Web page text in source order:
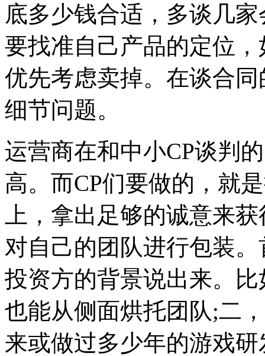
底多少钱合适，多谈几
要找准自己产品的定位
优先考虑卖掉。在谈合
细节问题。
运营商在和中小CP谈判
高。而CP们要做的，就
上，拿出足够的诚意来
对自己的团队进行包装
投资方的背景说出来。
也能从侧面烘托团队;二
来或做过多少年的游戏